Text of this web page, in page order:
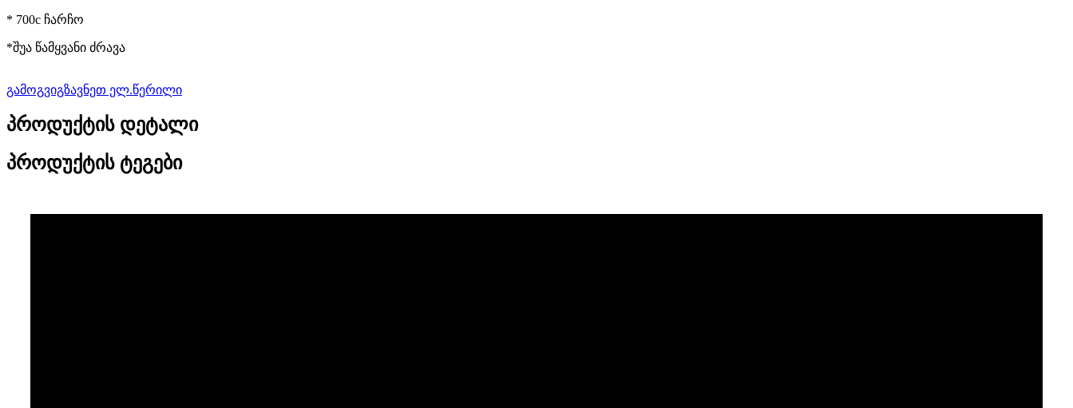
* 700c ჩარჩო
*შუა წამყვანი ძრავა
გამოგვიგზავნეთ ელ.წერილი
პროდუქტის დეტალი
პროდუქტის ტეგები